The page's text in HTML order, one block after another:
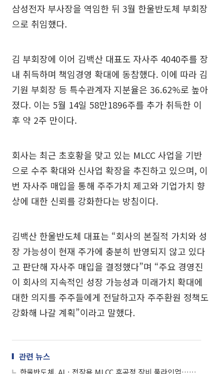
삼성전자 부사장을 역임한 뒤 3월 한울반도체 부회장
으로 취임했다.
김 부회장에 이어 김백산 대표도 자사주 4040주를 장
내 취득하며 책임경영 확대에 동참했다. 이에 따라 김
기원 부회장 등 특수관계자 지분율은 36.62%로 높아
졌다. 이는 5월 14일 58만1896주를 추가 취득한 이
후 약 2주 만이다.
회사는 최근 초호황을 맞고 있는 MLCC 사업을 기반
으로 수주 확대와 신사업 확장을 추진하고 있으며, 이
번 자사주 매입을 통해 주주가치 제고와 기업가치 향
상에 대한 신뢰를 강화한다는 방침이다.
김백산 한울반도체 대표는 “회사의 본질적 가치와 성
장 가능성이 현재 주가에 충분히 반영되지 않고 있다
고 판단해 자사주 매입을 결정했다”며 “주요 경영진
이 회사의 지속적인 성장 가능성과 미래가치 확대에
대한 의지를 주주들에게 전달하고자 주주환원 정책도
강화해 나갈 계획”이라고 말했다.
관련 뉴스
한울반도체, AIㆍ전장용 MLCC 후공정 장비 풀라인업…본업 회복 등 기업가치 제고 추진